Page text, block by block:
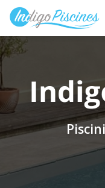
Aller
contenu
principal